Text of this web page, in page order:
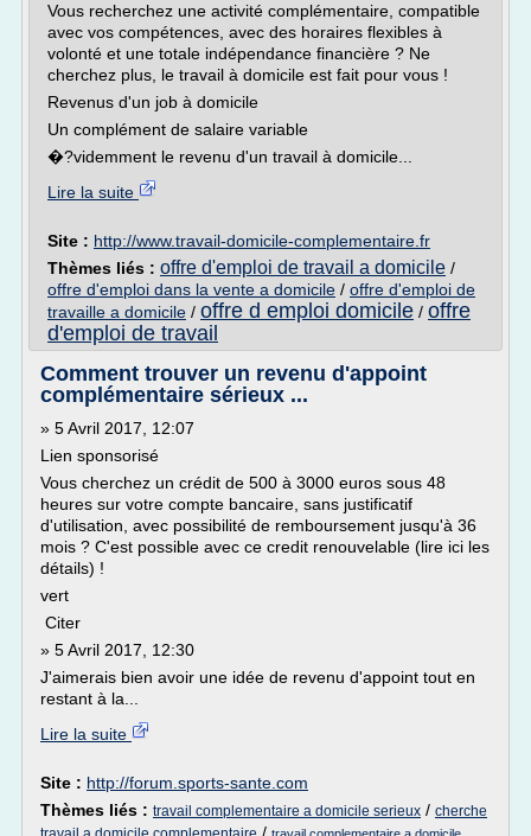
Vous recherchez une activité complémentaire, compatible
avec vos compétences, avec des horaires flexibles à
volonté et une totale indépendance financière ? Ne
cherchez plus, le travail à domicile est fait pour vous !
Revenus d'un job à domicile
Un complément de salaire variable
�?videmment le revenu d'un travail à domicile...
Lire la suite
Site : http://www.travail-domicile-complementaire.fr
Thèmes liés : offre d'emploi de travail a domicile /
offre d'emploi dans la vente a domicile / offre d'emploi de
travaille a domicile / offre d emploi domicile / offre
d'emploi de travail
Comment trouver un revenu d'appoint
complémentaire sérieux ...
» 5 Avril 2017, 12:07
Lien sponsorisé
Vous cherchez un crédit de 500 à 3000 euros sous 48
heures sur votre compte bancaire, sans justificatif
d'utilisation, avec possibilité de remboursement jusqu'à 36
mois ? C'est possible avec ce credit renouvelable (lire ici les
détails) !
vert
Citer
» 5 Avril 2017, 12:30
J'aimerais bien avoir une idée de revenu d'appoint tout en
restant à la...
Lire la suite
Site : http://forum.sports-sante.com
Thèmes liés : travail complementaire a domicile serieux / cherche